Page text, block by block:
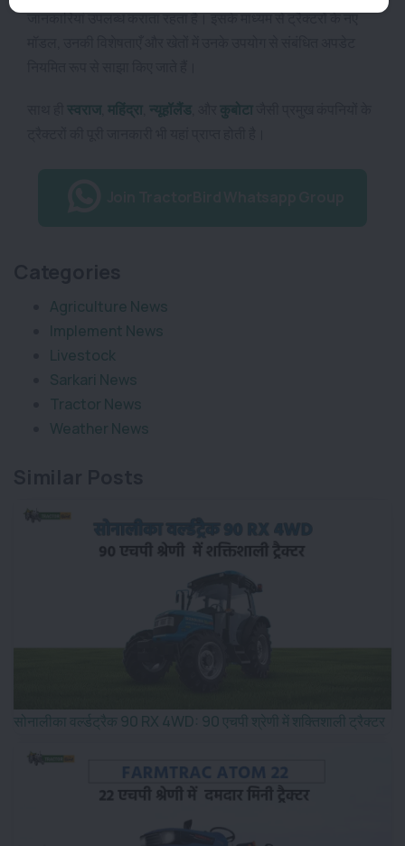
जानकारियां उपलब्ध कराता रहता है। इसके माध्यम से ट्रैक्टरों के नए
स्वराज, महिंद्रा न्यूहॉलैंड कुबोटा
Agriculture News
Implement News
Livestock
Sarkari News
Tractor News
Weather News
सोनालीका वर्ल्डट्रैक 90 RX 4WD: 90 एचपी श्रेणी में शक्तिशाली ट्रैक्टर